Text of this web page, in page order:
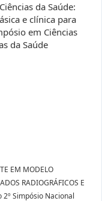
da Saúde:
e clínica para
em Ciências
da Saúde
EM MODELO
RADIOGRÁFICOS E
2º Simpósio Nacional